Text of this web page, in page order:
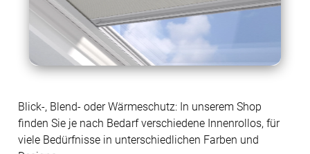
Blick-, Blend- oder Wärmeschutz: In unserem Shop
finden Sie je nach Bedarf verschiedene Innenrollos, für
viele Bedürfnisse in unterschiedlichen Farben und